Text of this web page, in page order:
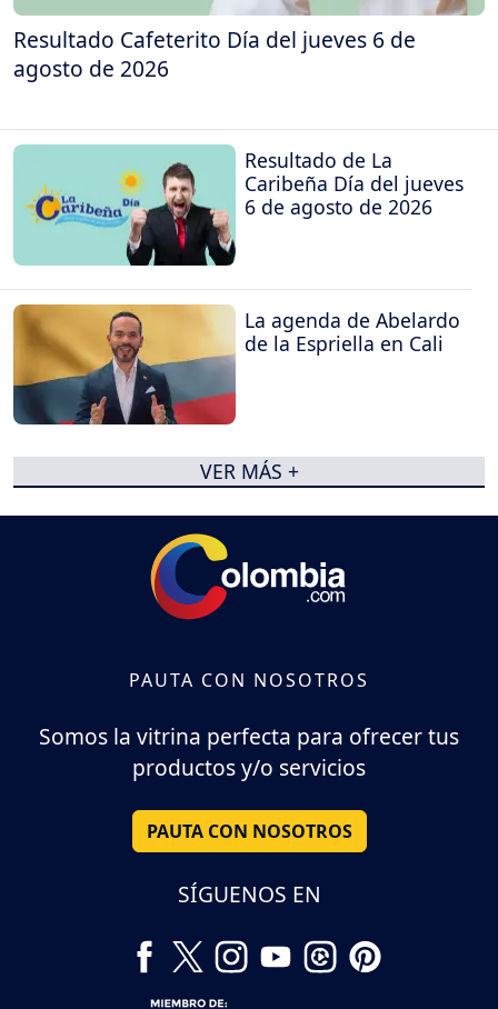
Resultado Cafeterito Día del jueves 6 de
agosto de 2026
Resultado de La
Caribeña Día del jueves
6 de agosto de 2026
La agenda de Abelardo
de la Espriella en Cali
VER MÁS +
PAUTA CON NOSOTROS
Somos la vitrina perfecta para ofrecer tus
productos y/o servicios
PAUTA CON NOSOTROS
SÍGUENOS EN